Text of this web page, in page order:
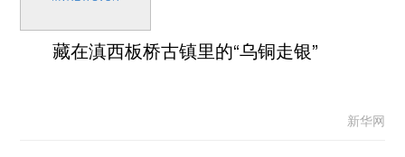
藏在滇西板桥古镇里的“乌铜走银”
新华网